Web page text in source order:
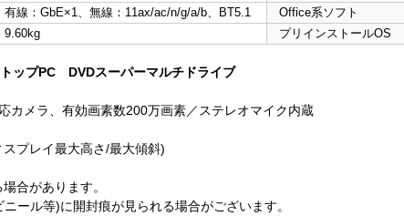
有線：GbE×1、無線：11ax/ac/n/g/a/b、BT5.1 Office系ソフト
9.60kg プリインストールOS
ップPC DVDスーパーマルチドライブ
カメラ、有効画素数200万画素／ステレオマイク内蔵
プレイ最大高さ/最大傾斜)
合があります。
ール等)に開封痕が見られる場合がございます。